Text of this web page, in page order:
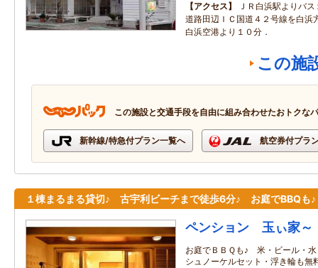
アクセス
ＪＲ白浜駅よりバ
道路田辺ＩＣ国道４２号線を白浜
白浜空港より１０分．
この施
この施設と交通手段を自由に組み合わせたおトクな
新幹線/特急付プラン一覧へ 航空券付プラ
１棟まるまる貸切♪ 古宇利ビーチまで徒歩6分♪ お庭でBBQも♪
ペンション 玉ぃ家～
お庭でＢＢＱも♪ 米・ビール・
シュノーケルセット・浮き輪も無